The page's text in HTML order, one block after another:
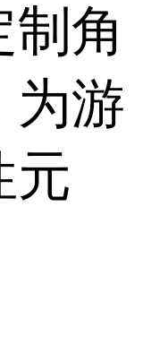
角
为游
元